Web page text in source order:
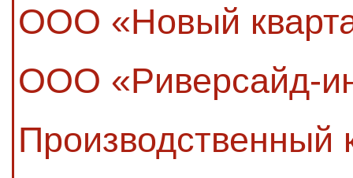
ООО «Новый
ООО «Риверсайд-